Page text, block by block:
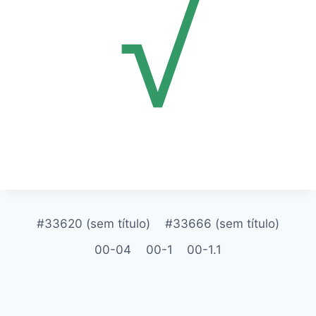
√
#33620 (sem título)
#33666 (sem título)
00-04
00-1 00-1.1